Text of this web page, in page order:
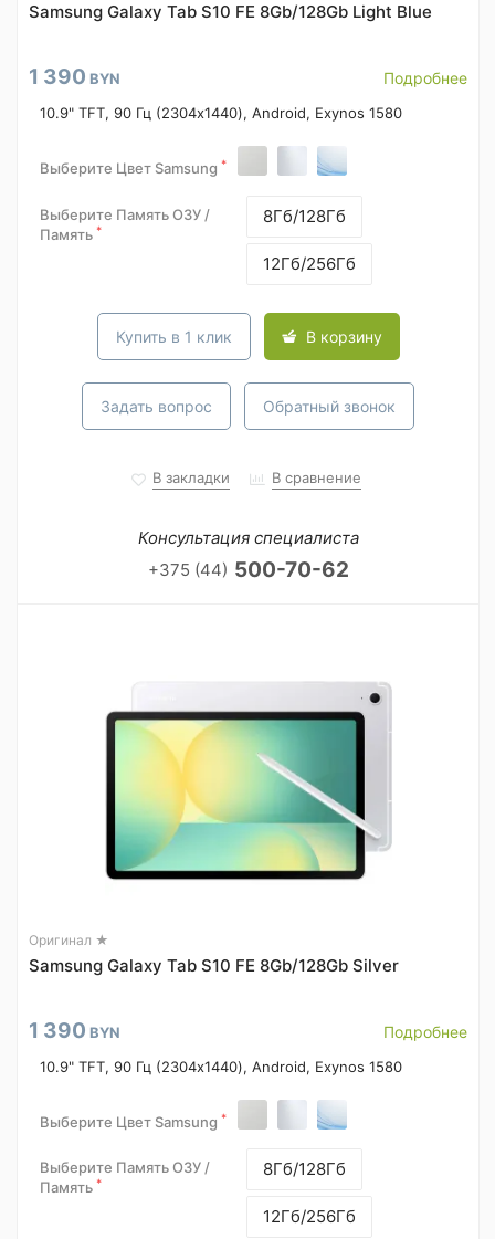
Samsung Galaxy Tab S10 FE 8Gb/128Gb Light Blue
1 390 BYN Подробнее
10.9" TFT, 90 Гц (2304x1440), Android, Exynos 1580
Выберите Цвет Samsung *
Выберите Память ОЗУ /
Память *
8Гб/128Гб
12Гб/256Гб
Купить в 1 клик В корзину
Задать вопрос Обратный звонок
В закладки В сравнение
Консультация специалиста
+375 (44) 500-70-62
Оригинал ★
Samsung Galaxy Tab S10 FE 8Gb/128Gb Silver
1 390 BYN Подробнее
10.9" TFT, 90 Гц (2304x1440), Android, Exynos 1580
Выберите Цвет Samsung *
Выберите Память ОЗУ /
Память *
8Гб/128Гб
12Гб/256Гб